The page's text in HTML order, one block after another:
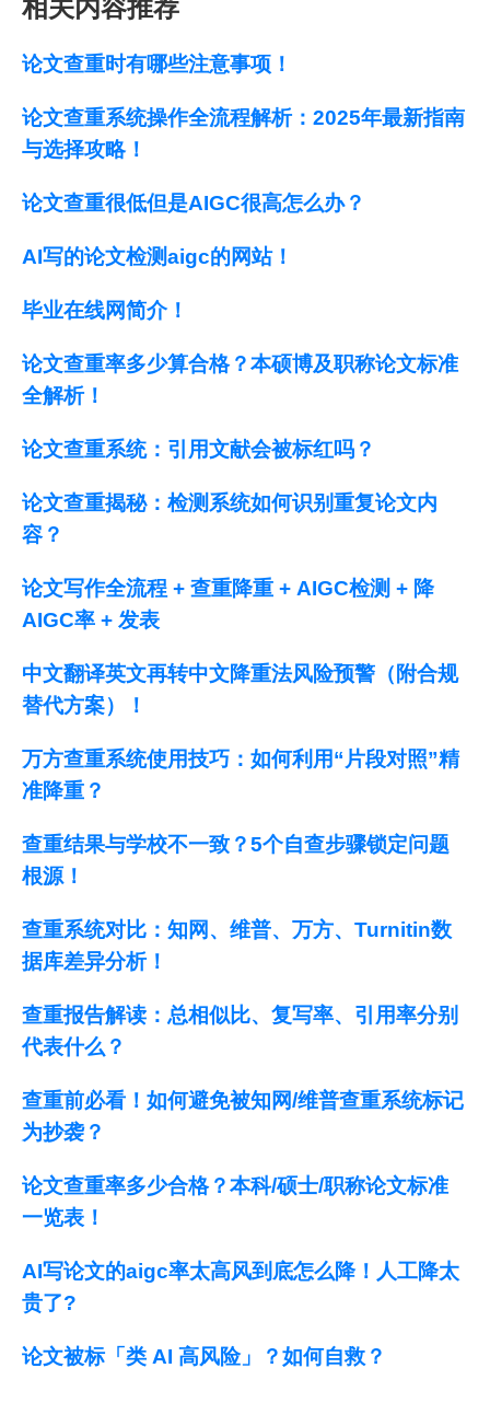
相关内容推荐
论文查重时有哪些注意事项！
论文查重系统操作全流程解析：2025年最新指南
与选择攻略！
论文查重很低但是AIGC很高怎么办？
AI写的论文检测aigc的网站！
毕业在线网简介！
论文查重率多少算合格？本硕博及职称论文标准
全解析！
论文查重系统：引用文献会被标红吗？
论文查重揭秘：检测系统如何识别重复论文内
容？
论文写作全流程 + 查重降重 + AIGC检测 + 降
AIGC率 + 发表
中文翻译英文再转中文降重法风险预警（附合规
替代方案）！
万方查重系统使用技巧：如何利用“片段对照”精
准降重？
查重结果与学校不一致？5个自查步骤锁定问题
根源！
查重系统对比：知网、维普、万方、Turnitin数
据库差异分析！
查重报告解读：总相似比、复写率、引用率分别
代表什么？
查重前必看！如何避免被知网/维普查重系统标记
为抄袭？
论文查重率多少合格？本科/硕士/职称论文标准
一览表！
AI写论文的aigc率太高风到底怎么降！人工降太
贵了?
论文被标「类 AI 高风险」？如何自救？